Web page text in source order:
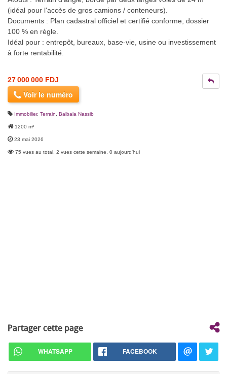
(idéal pour l'accès de gros camions / conteneurs).
Documents : Plan cadastral officiel et certifié conforme, dossier
100 % en règle.
Idéal pour : entrepôt, bureaux, base-vie, usine ou investissement
à forte rentabilité.
27 000 000 FDJ
Voir le numéro
Immobilier, Terrain Balbala Nassib
1200 m²
23 mai 2026
75 vues au total, 2 vues cette semaine, 0 aujourd'hui
Partager cette page
WHATSAPP FACEBOOK